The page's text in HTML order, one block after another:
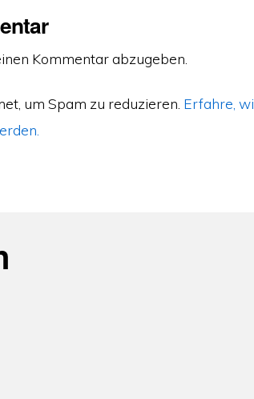
Kommentar abzugeben.
um Spam zu reduzieren. Erfahre,